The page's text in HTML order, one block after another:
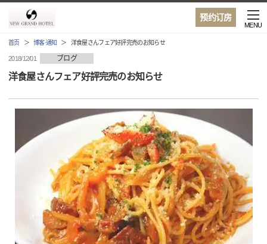
预约订房
MENU
首页 博客·通知 洋食屋さんフェア好評完売のお知らせ
2018/12/01 ブログ
洋食屋さんフェア好評完売のお知らせ